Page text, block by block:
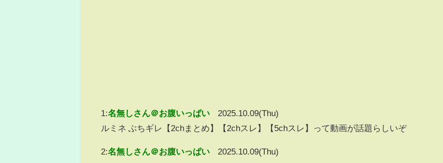
1:名無しさん＠お腹いっぱい
2025.10.09(Thu)
ルミネ ぶちギレ【2chまとめ】【2chスレ】【5chスレ】って動画が話題らしいぞ
2:名無しさん＠お腹いっぱい 2025.10.09(Thu)